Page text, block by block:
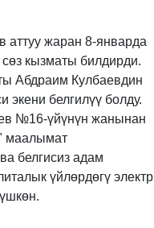
аттуу жаран 8-январда
кызматы билдирди.
Абдраим Кулбаевдин
белгилүү болду.
№16-үйүнүн жанынан
маалымат
белгисиз адам
үйлөрдөгү электр